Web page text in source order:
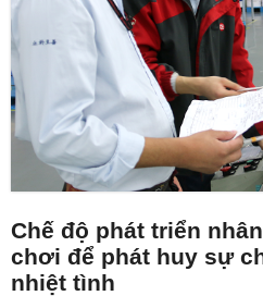
Chế độ phát triển
chơi để phát huy sự
nhiệt tình